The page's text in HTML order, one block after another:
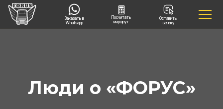
Заказать в
Whatsapp
Посчитать
маршрут
Оставить
заявку
Люди о «ФОРУС»